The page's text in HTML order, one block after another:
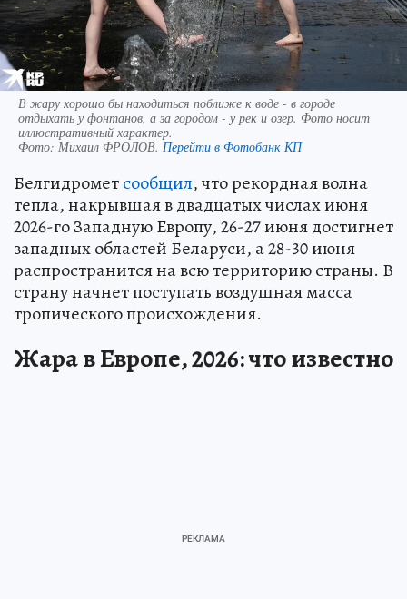
В жару хорошо бы находиться поближе к воде - в городе
отдыхать у фонтанов, а за городом - у рек и озер. Фото носит
иллюстративный характер.
Фото: Михаил ФРОЛОВ. Перейти в Фотобанк КП
Белгидрометсообщил, что рекордная волна
тепла, накрывшая в двадцатых числах июня
2026-го Западную Европу, 26-27 июня достигнет
западных областей Беларуси, а 28-30 июня
распространится на всю территорию страны. В
страну начнет поступать воздушная масса
тропического происхождения.
Жара в Европе, 2026: что известно